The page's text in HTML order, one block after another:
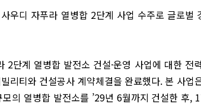
우디 자푸라 열병합 2단계 사업 수주로 글로벌
단계 열병합 발전소 건설·운영 사업에 대한 전
리티와 건설공사 계약체결을 완료했다. 본 사업
의 열병합 발전소를 ’29년 6월까지 건설한 후,